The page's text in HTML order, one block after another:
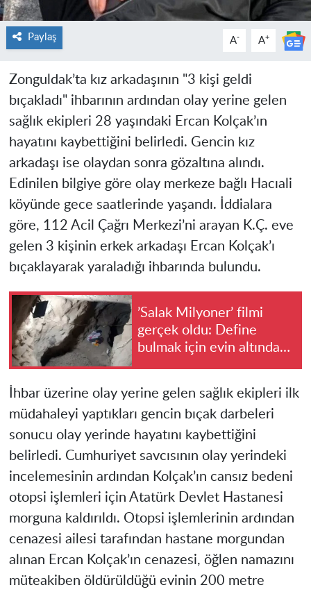
Paylaş A- A+
Zonguldak’ta kız arkadaşının "3 kişi geldi
bıçakladı" ihbarının ardından olay yerine gelen
sağlık ekipleri 28 yaşındaki Ercan Kolçak’ın
hayatını kaybettiğini belirledi. Gencin kız
arkadaşı ise olaydan sonra gözaltına alındı.
Edinilen bilgiye göre olay merkeze bağlı Hacıali
köyünde gece saatlerinde yaşandı. İddialara
göre, 112 Acil Çağrı Merkezi’ni arayan K.Ç. eve
gelen 3 kişinin erkek arkadaşı Ercan Kolçak’ı
bıçaklayarak yaraladığı ihbarında bulundu.
’Salak Milyoner’ filmi
gerçek oldu: Define
bulmak için evin altında
İhbar üzerine olay yerine gelen sağlık ekipleri ilk
müdahaleyi yaptıkları gencin bıçak darbeleri
sonucu olay yerinde hayatını kaybettiğini
belirledi. Cumhuriyet savcısının olay yerindeki
incelemesinin ardından Kolçak’ın cansız bedeni
otopsi işlemleri için Atatürk Devlet Hastanesi
morguna kaldırıldı. Otopsi işlemlerinin ardından
cenazesi ailesi tarafından hastane morgundan
alınan Ercan Kolçak’ın cenazesi, öğlen namazını
müteakiben öldürüldüğü evinin 200 metre